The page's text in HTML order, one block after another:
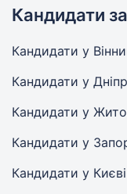
Кандидати
Кандидати у
Кандидати у
Кандидати у
Кандидати у
Кандидати у Києві